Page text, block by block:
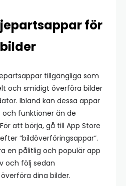
för
tillgängliga som
och smidigt överföra bilder
Ibland kan dessa appar
funktioner än de
att börja, gå till App Store
”bildöverföringsappar”.
en pålitlig och populär app
och följ sedan
dina bilder.